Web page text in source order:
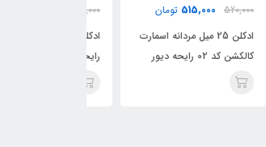
700,000
610,000
رایحه دیور فارنهایت ،